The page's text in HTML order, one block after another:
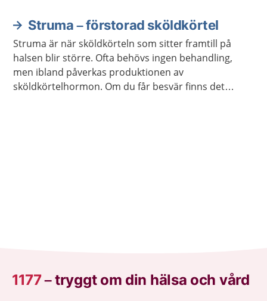
Struma – förstorad sköldkörtel
Struma är när sköldkörteln som sitter framtill på
halsen blir större. Ofta behövs ingen behandling,
men ibland påverkas produktionen av
sköldkörtelhormon. Om du får besvär finns det
1177–tryggt om din hälsa och vård